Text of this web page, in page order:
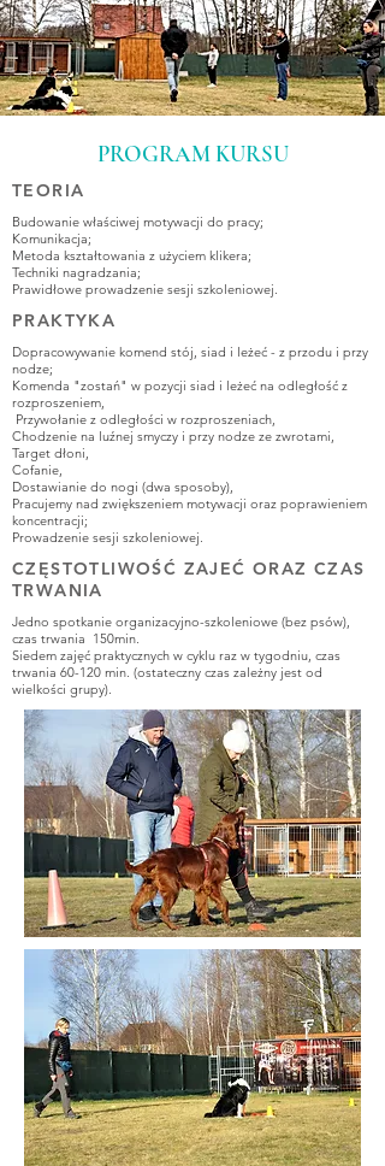
PROGRAM KURSU
TEORIA
Budowanie właściwej motywacji do pracy;
Komunikacja;
Metoda kształtowania z użyciem klikera;
Techniki nagradzania;
Prawidłowe prowadzenie sesji szkoleniowej.
PRAKTYKA
Dopracowywanie komend stój, siad i leżeć - z przodu i przy
nodze;
Komenda "zostań" w pozycji siad i leżeć na odległość z
rozproszeniem,
Przywołanie z odległości w rozproszeniach,
Chodzenie na luźnej smyczy i przy nodze ze zwrotami,
Target dłoni,
Cofanie,
Dostawianie do nogi (dwa sposoby),
Pracujemy nad zwiększeniem motywacji oraz poprawieniem
koncentracji;
Prowadzenie sesji szkoleniowej.
CZĘSTOTLIWOŚĆ ZAJEĆ ORAZ CZAS
TRWANIA
Jedno spotkanie organizacyjno-szkoleniowe (bez psów),
czas trwania 150min.
Siedem zajęć praktycznych w cyklu raz w tygodniu, czas
trwania 60-120 min. (ostateczny czas zależny jest od
wielkości grupy).